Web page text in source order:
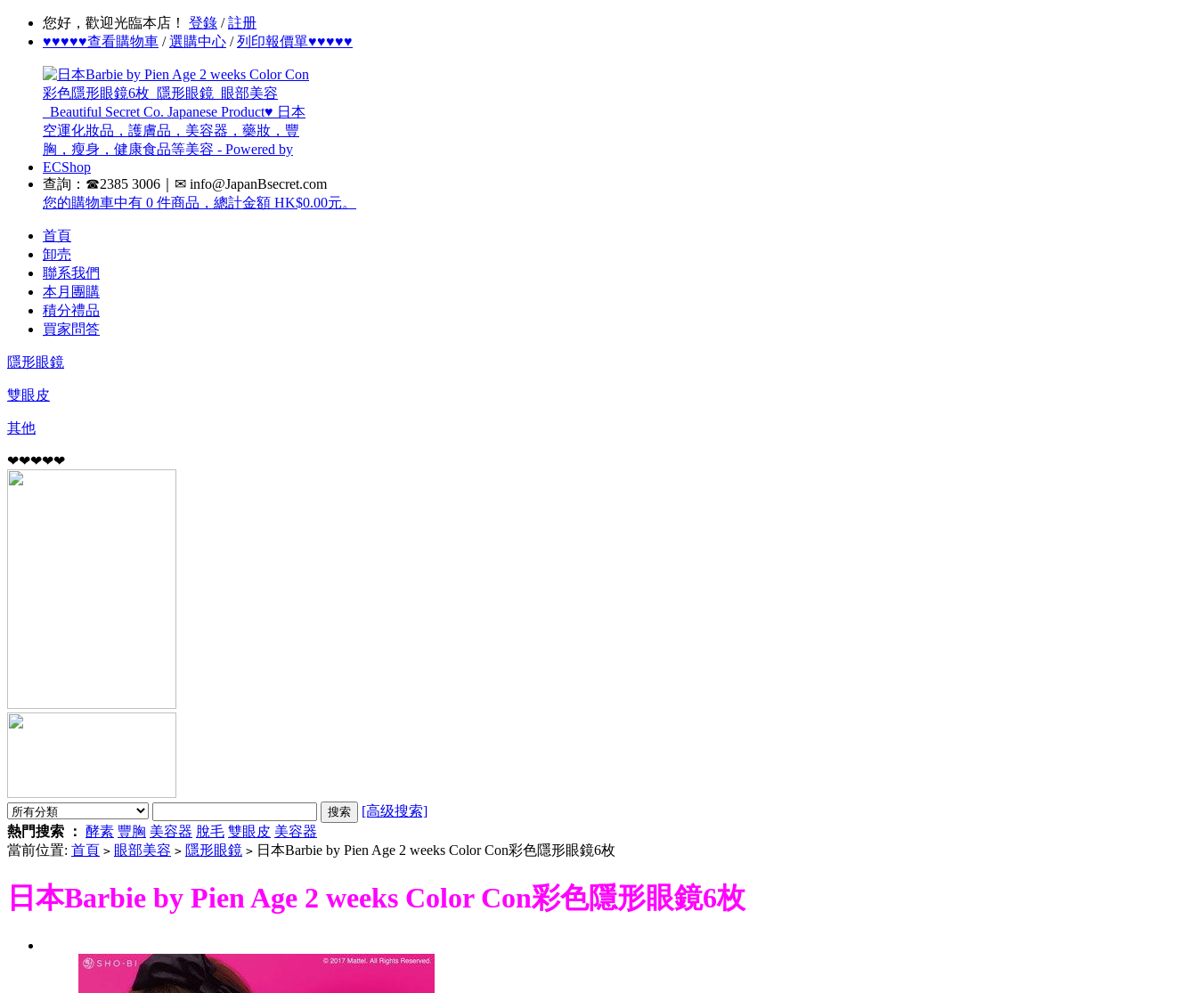
您好，歡迎光臨本店！ 登錄 /註册
♥♥♥♥♥查看購物車 /選購中心 /列印報價單♥♥♥♥♥
查詢：☎2385 3006｜✉ info@JapanBsecret.com
您的購物車中有 0 件商品，總計金額 HK$0.00元。
首頁
卸売
聯系我們
本月團購
積分禮品
買家問答
隱形眼鏡
雙眼皮
其他
❤❤❤❤❤
[高级搜索]
熱門搜索 ： 酵素 豐胸 美容器 脫毛 雙眼皮 美容器
當前位置: 首頁 > 眼部美容 > 隱形眼鏡 > 日本Barbie by Pien Age 2 weeks Color Con彩色隱形眼鏡6枚
日本Barbie by Pien Age 2 weeks Color Con彩色隱形眼鏡6枚